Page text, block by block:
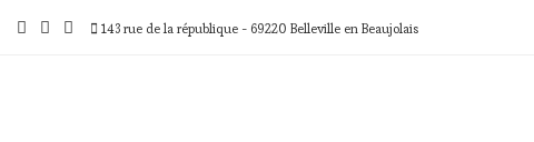
143 rue de la république - 69220 Belleville en Beaujolais